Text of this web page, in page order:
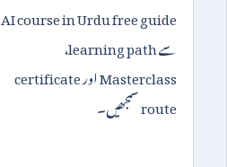
AI course in Urdu free guide
سےlearning path،
Masterclassاورcertificate
routeسمجھیں۔